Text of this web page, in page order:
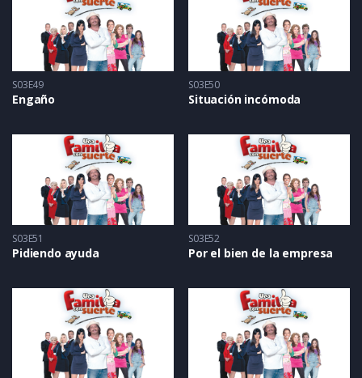
S03E49
Engaño
S03E50
Situación incómoda
S03E51
Pidiendo ayuda
S03E52
Por el bien de la empresa